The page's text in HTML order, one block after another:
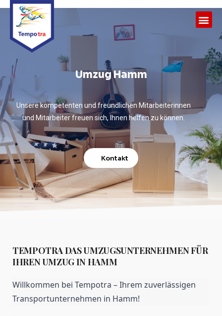
Umzug Hamm
Unsere kompetenten und freundlichen Mitarbeiterinnen
und Mitarbeiter freuen sich, Ihnen helfen zu können.
Kontakt
TEMPOTRA DAS UMZUGSUNTERNEHMEN FÜR
IHREN UMZUG IN HAMM
Willkommen bei Tempotra – Ihrem zuverlässigen
Transportunternehmen in Hamm!